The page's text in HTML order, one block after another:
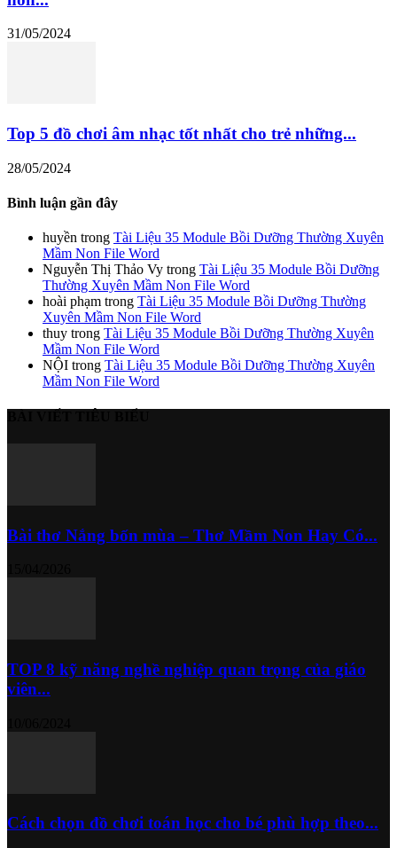
31/05/2024
Top 5 đồ chơi âm nhạc tốt nhất cho trẻ những...
28/05/2024
Bình luận gần đây
huyền trong Tài Liệu 35 Module Bồi Dưỡng Thường Xuyên
Mầm Non File Word
Nguyễn Thị Thảo Vy trong Tài Liệu 35 Module Bồi Dưỡng
Thường Xuyên Mầm Non File Word
hoài phạm trong Tài Liệu 35 Module Bồi Dưỡng Thường
Xuyên Mầm Non File Word
thuy trong Tài Liệu 35 Module Bồi Dưỡng Thường Xuyên
Mầm Non File Word
NỘI trong Tài Liệu 35 Module Bồi Dưỡng Thường Xuyên
Mầm Non File Word
Bài thơ Nắng bốn mùa – Thơ Mầm Non Hay Có...
TOP 8 kỹ năng nghề nghiệp quan trọng của giáo
viên...
Cách chọn đồ chơi toán học cho bé phù hợp theo...